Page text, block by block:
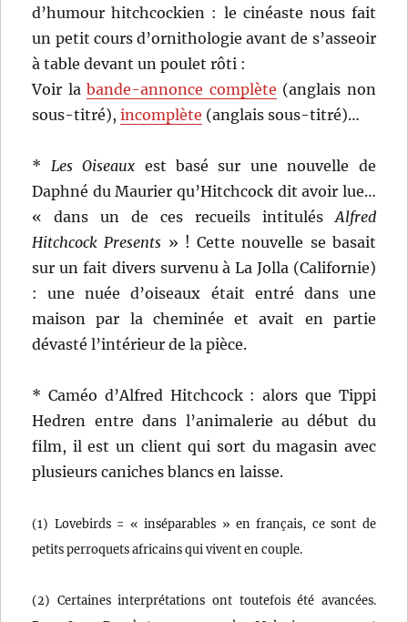
d’humour hitchcockien : le cinéaste nous fait
un petit cours d’ornithologie avant de s’asseoir
à table devant un poulet rôti :
Voir labande-annonce complète (anglais non
sous-titré),incomplète (anglais sous-titré)…
* Les Oiseaux est basé sur une nouvelle de
Daphné du Maurier qu’Hitchcock dit avoir lue…
« dans un de ces recueils intitulésAlfred
Hitchcock Presents » ! Cette nouvelle se basait
sur un fait divers survenu à La Jolla (Californie)
: une nuée d’oiseaux était entré dans une
maison par la cheminée et avait en partie
dévasté l’intérieur de la pièce.
* Caméo d’Alfred Hitchcock : alors que Tippi
Hedren entre dans l’animalerie au début du
film, il est un client qui sort du magasin avec
plusieurs caniches blancs en laisse.
(1) Lovebirds = « inséparables » en français, ce sont de
petits perroquets africains qui vivent en couple.
(2) Certaines interprétations ont toutefois été avancées.